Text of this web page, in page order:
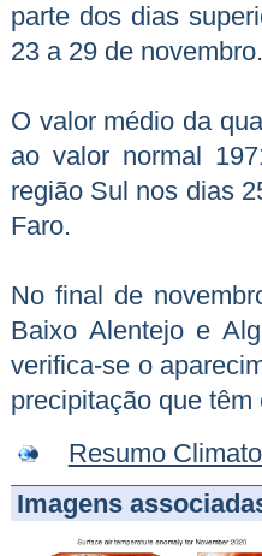
parte dos dias
23 a 29 de novembro.
O valor médio da
ao valor normal
região Sul nos dias
Faro.
No final de
Baixo Alentejo e
verifica-se o
precipitação que
Resumo
Imagens